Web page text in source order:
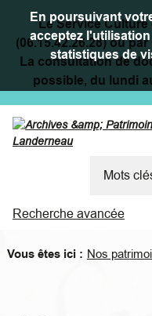
En poursuivant
acceptez
statistiques de
Le Service
(06.15.42.26.28) ou par
La consultation de
possible, du lundi
Recherche avancée
Vous êtes ici : Nos